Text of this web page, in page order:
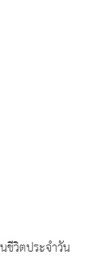
ชีวิตประจำวัน